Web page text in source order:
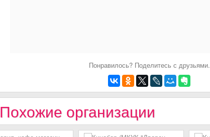
Понравилось? Поделитесь с друзьями.
Похожие организации